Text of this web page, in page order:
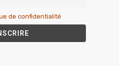
de confidentialité